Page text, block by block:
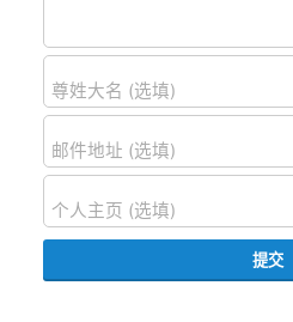
尊姓大名 (选填)
邮件地址 (选填)
个人主页 (选填)
提交